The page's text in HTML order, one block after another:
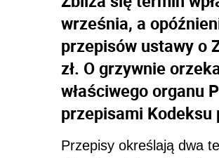
września, a
przepisów ustawy o
zł. O grzywnie
właściwego organu
przepisami
Przepisy określają dwa